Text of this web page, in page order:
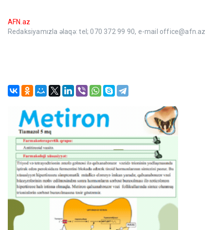
AFN.az
Redaksiyamızla əlaqə: tel; 070 372 99 90, e-mail office@afn.az